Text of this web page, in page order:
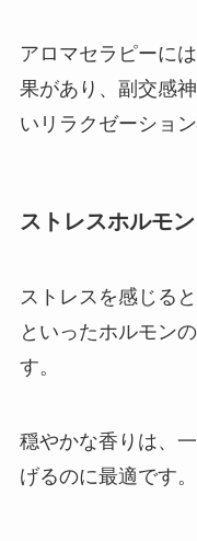
アロマセラピーに
果があり、副交感
いリラクゼーショ
ストレスホルモ
ストレスを感じる
といったホルモン
す。
穏やかな香りは、
げるのに最適です。